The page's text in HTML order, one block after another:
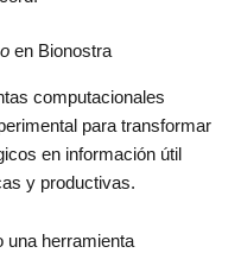
en Bionostra
computacionales
para transformar
en información útil
y productivas.
herramienta